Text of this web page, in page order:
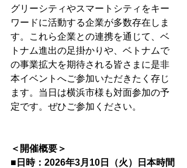
グリーシティやスマートシティをキー
ワードに活動する企業が多数存在しま
す。これら企業との連携を通じて、ベ
トナム進出の足掛かりや、ベトナムで
の事業拡大を期待される皆さまに是非
本イベントへご参加いただきたく存じ
ます。当日は横浜市様も対面参加の予
定です。ぜひご参加ください。
＜開催概要＞
■日時：2026年3月10日（火）日本時間